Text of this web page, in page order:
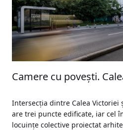
Camere cu poveşti.
Intersecţia dintre Calea Victoriei
are trei puncte edificate, iar cel
locuinţe colective proiectat